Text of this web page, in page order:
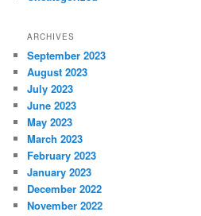
ARCHIVES
September 2023
August 2023
July 2023
June 2023
May 2023
March 2023
February 2023
January 2023
December 2022
November 2022